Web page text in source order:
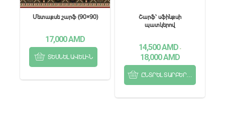
Մետաքսե շարֆ (90×90)
17,000AMD
ՏԵՍՆԵԼ ԱՎԵԼԻՆ
Շարֆ՝ սֆինքսի
պատկերով
14,500AMD -
18,000AMD
ԸՆՏՐԵԼ ՏԱՐԲԵՐԱԿՆԵՐԻՑ